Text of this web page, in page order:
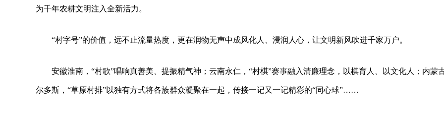
为千年农耕文明注入全新活力。
“村字号”的价值，远不止流量热度，更在润物无声中成风化人、浸润人心，让文明新风吹进千家万户。
安徽淮南，“村歌”唱响真善美、提振精气神；云南永仁，“村棋”赛事融入清廉理念，以棋育人、以文化人；内蒙
尔多斯，“草原村排”以独有方式将各族群众凝聚在一起，传接一记又一记精彩的“同心球”……